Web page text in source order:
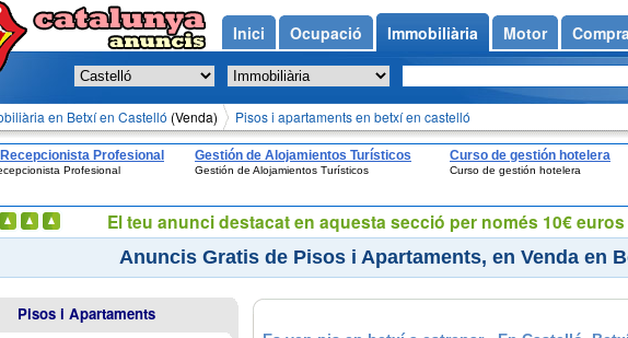
en Betxí en Castelló (Venda) Pisos i apartaments en betxí en castelló
Profesional
Profesional
Gestión de Alojamientos Turísticos
Gestión de Alojamientos Turísticos
Curso de gestión hotelera
Curso de gestión hotelera
Anuncis Gratis de Pisos i Apartaments, en Venda en
Pisos i Apartaments
Inici Ocupació Immobiliària Motor
El teu anunci destacat en aquesta secció per només 10€